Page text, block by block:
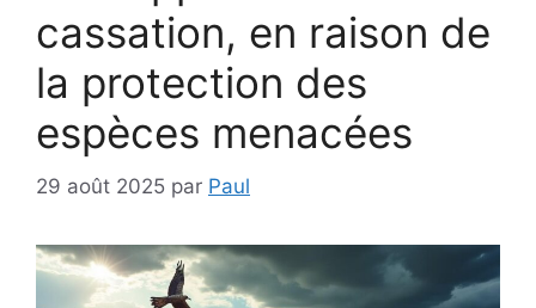
cassation, en raison de
la protection des
espèces menacées
29 août 2025 par Paul